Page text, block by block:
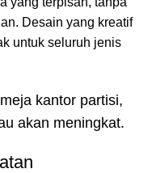
Desain yang kreatif
untuk seluruh jenis
kantor partisi,
akan meningkat.